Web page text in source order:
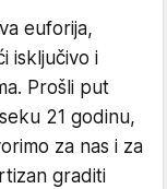
euforija,
isključivo i
Prošli put
21 godinu,
za nas i za
graditi